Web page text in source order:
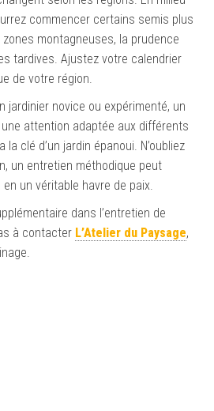
commencer certains semis plus
montagneuses, la prudence
tardives. Ajustez votre calendrier
de votre région.
jardinier novice ou expérimenté, un
attention adaptée aux différents
clé d’un jardin épanoui. N’oubliez
un entretien méthodique peut
un véritable havre de paix.
dans l’entretien de
à contacter L’Atelier du Paysage,